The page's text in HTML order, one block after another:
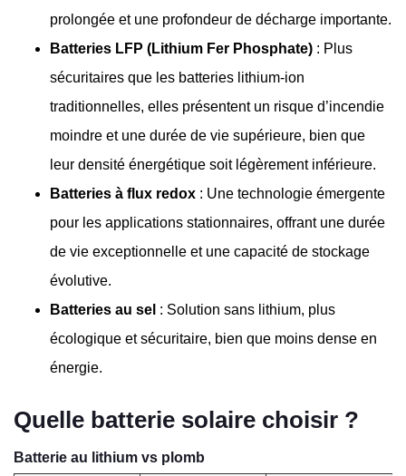
prolongée et une profondeur de décharge importante.
Batteries LFP (Lithium Fer Phosphate) : Plus
sécuritaires que les batteries lithium-ion
traditionnelles, elles présentent un risque d’incendie
moindre et une durée de vie supérieure, bien que
leur densité énergétique soit légèrement inférieure.
Batteries à flux redox : Une technologie émergente
pour les applications stationnaires, offrant une durée
de vie exceptionnelle et une capacité de stockage
évolutive.
Batteries au sel : Solution sans lithium, plus
écologique et sécuritaire, bien que moins dense en
énergie.
Quelle batterie solaire choisir ?
Batterie au lithium vs plomb